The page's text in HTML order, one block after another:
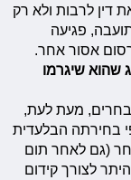
דין לרבות ולא רק
פגיעה
אסור אחר.
שהוא שיגרמו
מעת לעת,
בחירתה הבלעדית
(גם לאחר תום
לצורך קידום